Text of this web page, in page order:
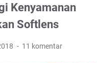
Kenyamanan
Softlens
11 komentar